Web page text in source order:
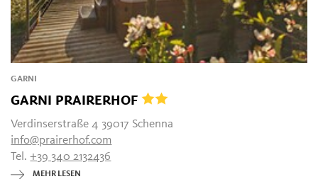
GARNI
GARNI PRAIRERHOF
Verdinserstraße 4 39017 Schenna
info@prairerhof.com
Tel.+39 340 2132436
MEHR LESEN